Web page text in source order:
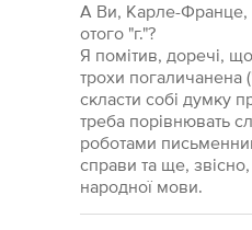
А Ви, Карле-Франце,
отого "г."?
Я помітив, доречі,
трохи
скласти собі думку
треба порівнювать
роботами
справи та ще,
народної мови.